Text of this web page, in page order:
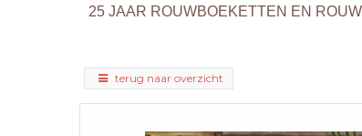
25 JAAR ROUWBOEKETTEN EN
terug naar overzicht